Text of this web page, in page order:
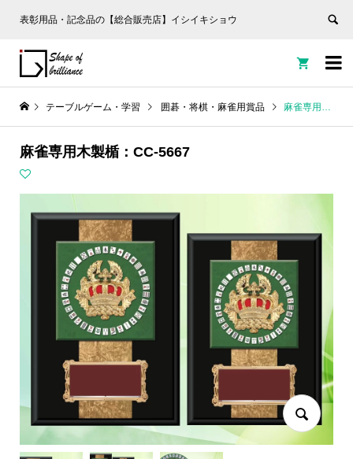
表彰用品・記念品の【総合販売店】イシイキショウ


テーブルゲーム・学習 囲碁・将棋・麻雀用賞品 麻雀専用木製楯：CC-5667
麻雀専用木製楯：CC-5667